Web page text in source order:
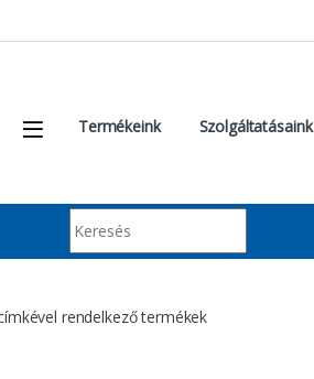
Termékeink Szolgáltatásaink
rendelkező termékek